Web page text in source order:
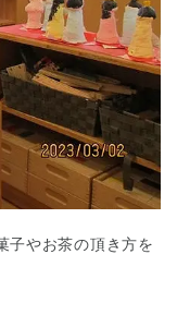
子やお茶の頂き方を